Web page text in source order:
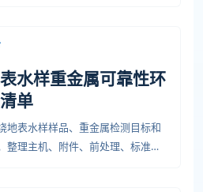
水样重金属可靠性环
单
地表水样样品、重金属检测目标和
整理主机、附件、前处理、标准品